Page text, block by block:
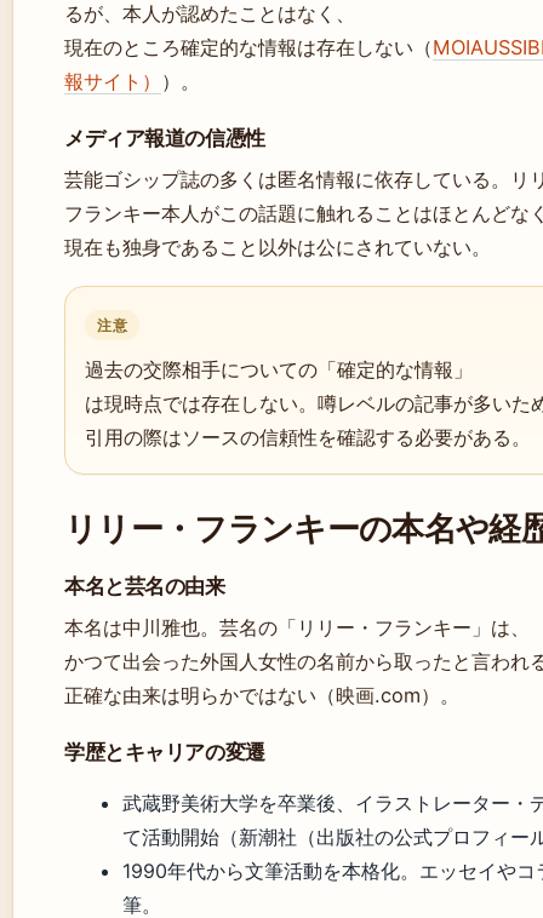
るが、本人が認めたことはなく、
現在のところ確定的な情報は存在しない（
報サイト） ）。
メディア報道の信憑性
芸能ゴシップ誌の多くは匿名情報に依存している。リ
フランキー本人がこの話題に触れることはほとんどな
現在も独身であること以外は公にされていない。
注意
過去の交際相手についての「確定的な情報」
は現時点では存在しない。噂レベルの記事が多いた
引用の際はソースの信頼性を確認する必要がある。
リリー・フランキーの本名や経
本名と芸名の由来
本名は中川雅也。芸名の「リリー・フランキー」は、
かつて出会った外国人女性の名前から取ったと言われ
正確な由来は明らかではない（映画.com）。
学歴とキャリアの変遷
武蔵野美術大学を卒業後、イラストレーター・
て活動開始（新潮社（出版社の公式プロフィー
1990年代から文筆活動を本格化。エッセイやコ
筆。